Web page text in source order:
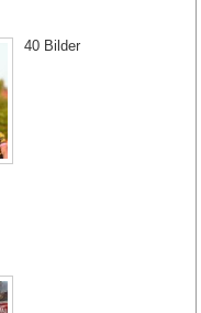
40 Bilder